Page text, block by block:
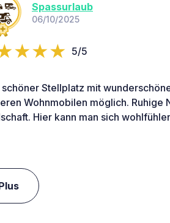
Spassurlaub
06/10/2025
5/5
schöner Stellplatz mit
Wohnmobilen möglich. Ruhige
Hier kann man sich